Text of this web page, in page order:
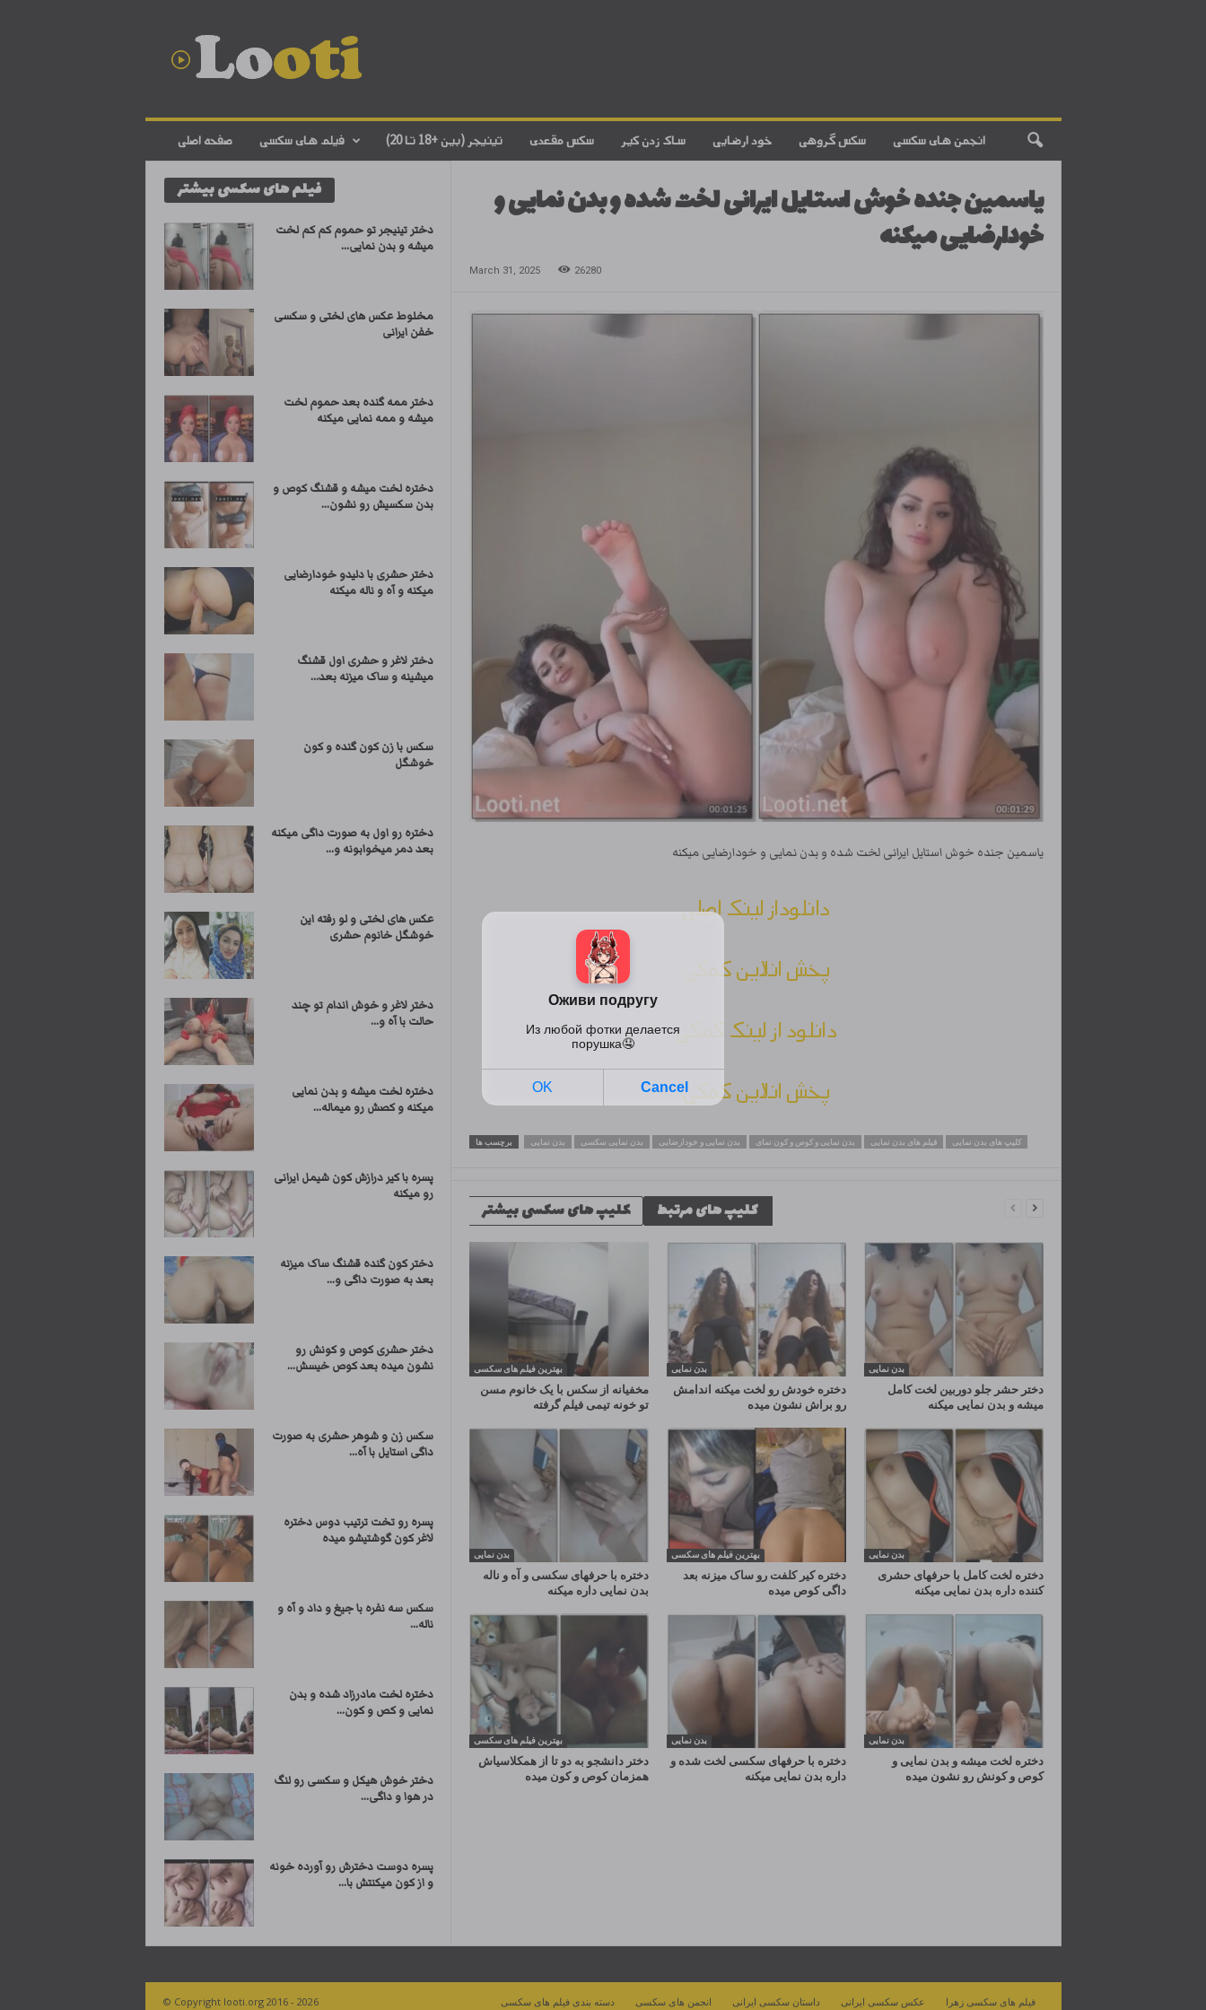
صفحه اصلی فیلم های سکسی تینیجر (بین +18 تا 20) سکس مقعدی ساک زدن کیر خود ارضایی سکس گروهی انجمن های سکسی
یاسمین جنده خوش استایل ایرانی لخت شده و بدن نمایی و
خودارضایی میکنه
March 31, 2025 26280
یاسمین جنده خوش استایل ایرانی لخت شده و بدن نمایی و خودارضایی میکنه
دانلوداز لینک اصلی
پخش انلاین کمکی
دانلود از لینک کمکی
پخش انلاین کمکی
برچسب ها بدن نمایی بدن نمایی سکسی بدن نمایی و خودارضایی بدن نمایی و کوص و کون نمای فیلم های بدن نمایی کلیپ های بدن نمایی
کلیپ های مرتبط کلیپ های سکسی بیشتر
بهترین فیلم های سکسی
مخفیانه از سکس با یک خانوم مسن
تو خونه تیمی فیلم گرفته
بدن نمایی
دختره خودش رو لخت میکنه اندامش
رو براش نشون میده
بدن نمایی
دختر حشر جلو دوربین لخت کامل
میشه و بدن نمایی میکنه
بدن نمایی
دختره با حرفهای سکسی و آه و ناله
بدن نمایی داره میکنه
بهترین فیلم های سکسی
دختره کیر کلفت رو ساک میزنه بعد
داگی کوص میده
بدن نمایی
دختره لخت کامل با حرفهای حشری
کننده داره بدن نمایی میکنه
بهترین فیلم های سکسی
دختر دانشجو به دو تا از همکلاسیاش
همزمان کوص و کون میده
بدن نمایی
دختره با حرفهای سکسی لخت شده و
داره بدن نمایی میکنه
بدن نمایی
دختره لخت میشه و بدن نمایی و
کوص و کونش رو نشون میده
فیلم های سکسی بیشتر
دختر تینیجر تو حموم کم کم لخت
میشه و بدن نمایی...
مخلوط عکس های لختی و سکسی
خفن ایرانی
دختر ممه گنده بعد حموم لخت
میشه و ممه نمایی میکنه
دختره لخت میشه و قشنگ کوص و
بدن سکسیش رو نشون...
دختر حشری با دلیدو خودارضایی
میکنه و آه و ناله میکنه
دختر لاغر و حشری اول قشنگ
میشینه و ساک میزنه بعد...
سکس با زن کون گنده و کون
خوشگل
دختره رو اول به صورت داگی میکنه
بعد دمر میخوابونه و...
عکس های لختی و لو رفته این
خوشگل خانوم حشری
دختر لاغر و خوش اندام تو چند
حالت با آه و...
دختره لخت میشه و بدن نمایی
میکنه و کصش رو میماله...
پسره با کیر درازش کون شیمل ایرانی
رو میکنه
دختر کون گنده قشنگ ساک میزنه
بعد به صورت داگی و...
دختر حشری کوص و کونش رو
نشون میده بعد کوص خیسش...
سکس زن و شوهر حشری به صورت
داگی استایل با آه...
پسره رو تخت ترتیب دوس دختره
لاغر کون گوشتیشو میده
سکس سه نفره با جیغ و داد و آه و
ناله...
دختره لخت مادرزاد شده و بدن
نمایی و کص و کون...
دختر خوش هیکل و سکسی رو لنگ
در هوا و داگی...
پسره دوست دخترش رو آورده خونه
و از کون میکنتش با...
دسته بندی فیلم های سکسی انجمن های سکسی داستان سکسی ایرانی عکس سکسی ایرانی فیلم های سکسی زهرا © Copyright looti.org 2016 - 2026